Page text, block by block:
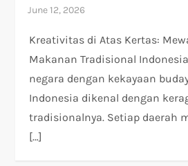
Kreativitas di Atas Kertas:
Makanan Tradisional
negara dengan kekayaan
Indonesia dikenal dengan
tradisionalnya. Setiap daerah
[…]